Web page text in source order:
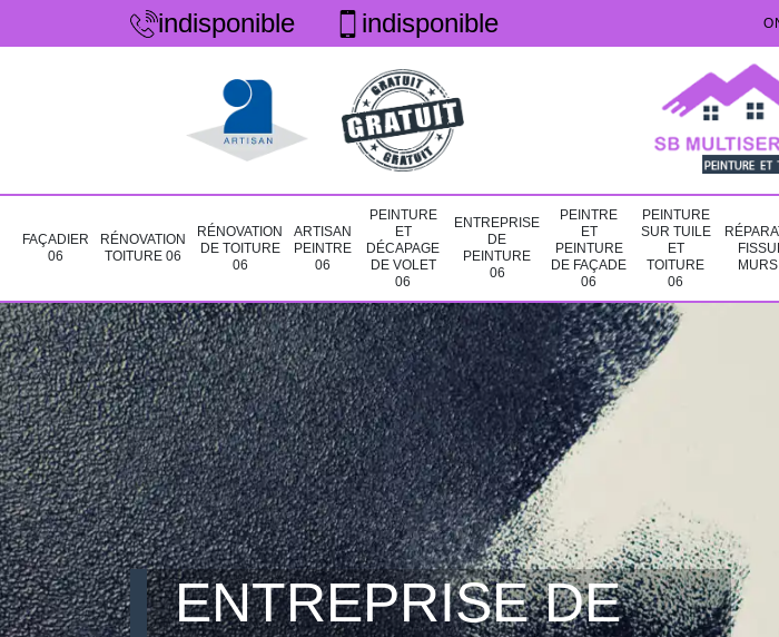
indisponible indisponible
FAÇADIER
06
RÉNOVATION
TOITURE 06
RÉNOVATION
DE TOITURE
06
ARTISAN
PEINTRE
06
PEINTURE
ET
DÉCAPAGE
DE VOLET
06
ENTREPRISE
DE
PEINTURE
06
PEINTRE
ET
PEINTURE
DE FAÇADE
06
PEINTURE
SUR TUILE
ET
TOITURE
06
ENTREPRISE DE